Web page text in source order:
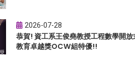
2026-07-28
恭賀! 資工系王俊堯教授工程數學開
教育卓越獎OCW組特優!!